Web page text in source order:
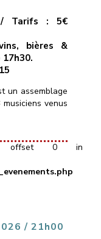
Tarifs : 5€
bières &
un assemblage
venus
de mettre en
de titres pop
rythmes
AC/DC, …) et
Myles, Murray
offset 0 in
/ 21h00